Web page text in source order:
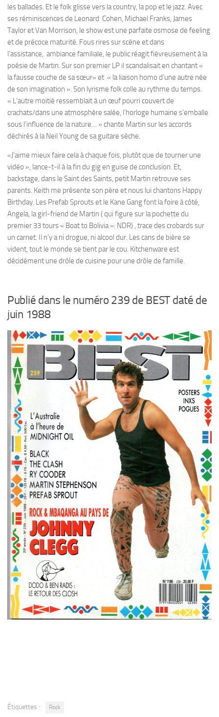
les ballades. Et le folk glisse vers la country, la pop et le jazz. Avec
ses réminiscences de Leonard Cohen, Michael Franks, James
Taylor et Van Morrison, le show est une parfaite osmose de feeling
et de précoce maturité. Fous rires sur scène et dans
l’assistance, ambiance familiale, le public réagit fiévreusement à la
poésie de Martin. Sur son premier LP il scandalisait en chantant «
la fausse couche de sa sœur» et « la liaison homo d’une autre née
de son imagination ». Son lyrisme folk colle au rythme du temps.
« L’autre moitié ressemblait à un œuf pourri couvert de
crachats/dans une atmosphère salée, l’horloge humaine s’emballe
sous l’influence de la nature… » chante Martin sur les accords
déchirés à la Neil Young de sa guitare sèche.
«J’aime mieux faire cela à chaque fois, plutôt que de tourner une
vidéo », lance-t-il à la fin du gig en guise de conclusion. Et,
backstage, dans le Saint des Saints, petit Martin retrouve ses
parents. Keith me présente son père et nous lui chantons Happy
Birthday. Les Prefab Sprouts et le Kane Gang font la foire à côté,
Angela, la girl-friend de Martin ( qui figure sur la pochette du
premier 33 tours « Boat to Bolivia »: NDR) , trace des crobards sur
un carnet. Il n’y a ni drogue, ni alcool dur. Les cans de bière se
vident, tout le monde se tient par le cou. Kitchenware est
décidément une drôle de cuisine pour une drôle de famille.
Publié dans le numéro 239 de BEST daté de
juin 1988
Étiquettes : Rock